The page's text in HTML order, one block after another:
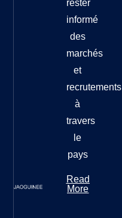
rester
informé
des
marchés
et
recrutements
à
travers
le
pays
Read
More